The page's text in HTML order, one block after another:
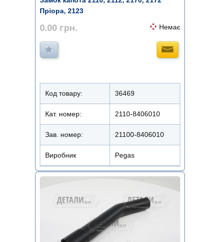
Пріора, 2123
0.00 грн. Немає
Код товару: 36469
Кат. номер: 2110-8406010
Зав. номер: 21100-8406010
Виробник Pegas